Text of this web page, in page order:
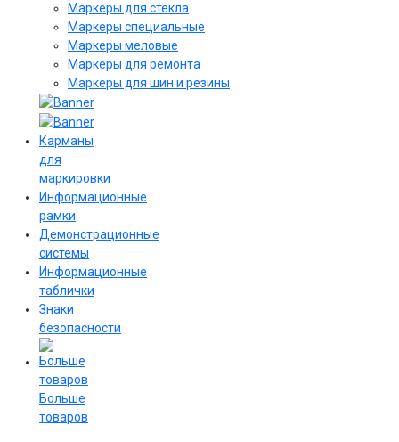
Маркеры для стекла
Маркеры специальные
Маркеры меловые
Маркеры для ремонта
Маркеры для шин и резины
Карманы
для
маркировки
Информационные
рамки
Демонстрационные
системы
Информационные
таблички
Знаки
безопасности
Больше
товаров